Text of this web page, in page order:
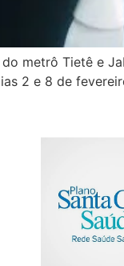
metrô Tietê e
2 e 8 de